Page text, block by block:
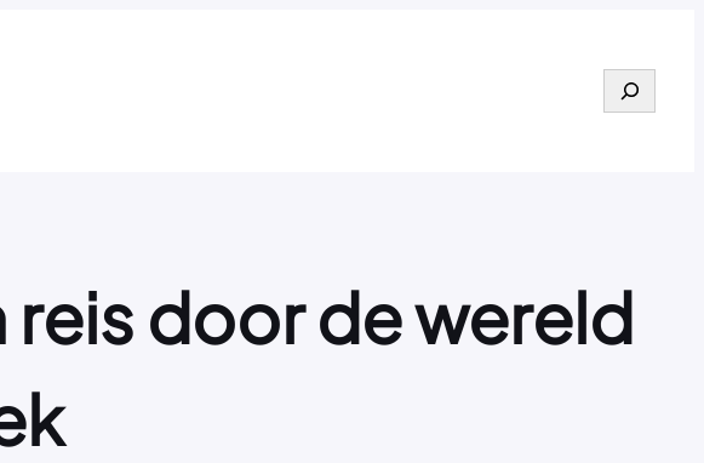
Search
reis door de wereld